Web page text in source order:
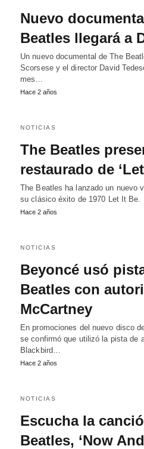
Nuevo
Beatles llegará a
Un nuevo documental de The
Scorsese y el director David
mes…
Hace 2 años
NOTICIAS
The Beatles
restaurado de
The Beatles ha lanzado un nuevo
su clásico éxito de 1970 Let It
Hace 2 años
NOTICIAS
Beyoncé usó
Beatles con
McCartney
En promociones del nuevo disco
se confirmó que utilizó la pista de
Blackbird…
Hace 2 años
NOTICIAS
Escucha la
Beatles, ‘Now